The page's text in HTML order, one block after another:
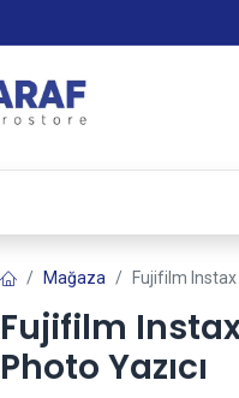
Mağaza Fujifilm Instax
Fujifilm
Photo Yazıcı